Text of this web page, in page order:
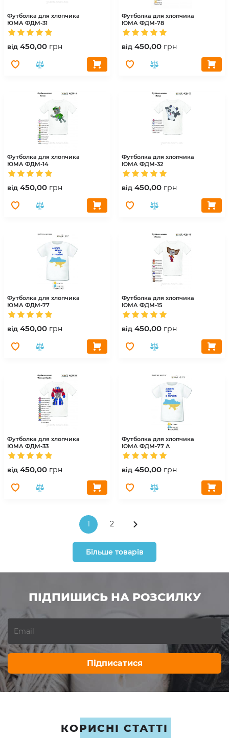
Футболка для хлопчика
ЮМА ФДМ-31
вiд 450,00 грн
Футболка для хлопчика
ЮМА ФДМ-78
вiд 450,00 грн
Футболка для хлопчика
ЮМА ФДМ-14
вiд 450,00 грн
Футболка для хлопчика
ЮМА ФДМ-32
вiд 450,00 грн
Футболка для хлопчика
ЮМА ФДМ-77
вiд 450,00 грн
Футболка для хлопчика
ЮМА ФДМ-15
вiд 450,00 грн
Футболка для хлопчика
ЮМА ФДМ-33
вiд 450,00 грн
Футболка для хлопчика
ЮМА ФДМ-77 А
вiд 450,00 грн
1 2
Більше товарів
ПІДПИШИСЬ НА РОЗСИЛКУ
Підписатися
КОРИСНІ СТАТТІ